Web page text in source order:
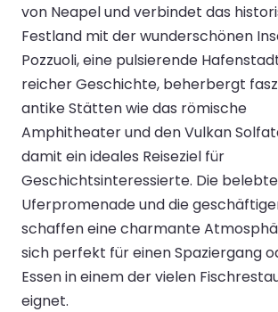
von Neapel und verbindet das
Festland mit der wunderschönen
Pozzuoli, eine pulsierende
reicher Geschichte, beherbergt
antike Stätten wie das römische
Amphitheater und den Vulkan
damit ein ideales Reiseziel für
Geschichtsinteressierte. Die belebte
Uferpromenade und die
schaffen eine charmante
sich perfekt für einen Spaziergang
Essen in einem der vielen
eignet.